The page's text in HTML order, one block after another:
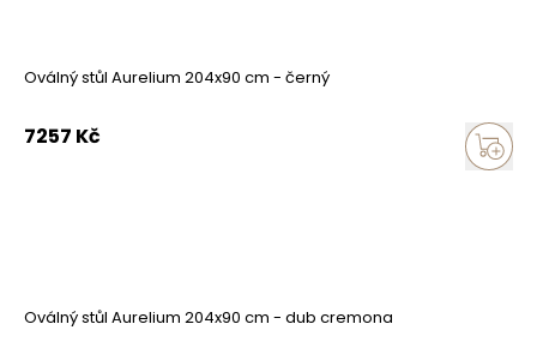
Oválný stůl Aurelium 204x90 cm - černý
7257 Kč
Oválný stůl Aurelium 204x90 cm - dub cremona